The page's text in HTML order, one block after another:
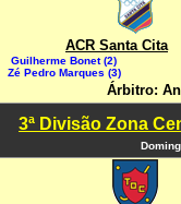
ACR Santa Cita
Guilherme Bonet (2)
Zé Pedro Marques (3)
Árbitro:
3ª Divisão Zona